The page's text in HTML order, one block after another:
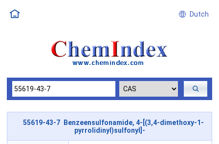
Dutch
55619-43-7 Benzeensulfonamide, 4-[(3,4-dimethoxy-1-
pyrrolidinyl)sulfonyl]-